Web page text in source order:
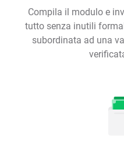
Compila il modulo e
tutto senza inutili
subordinata ad una